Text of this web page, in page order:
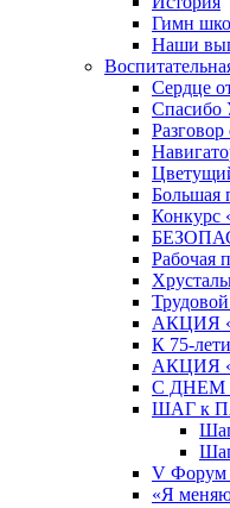
Гимн
Наши
Сердце
Большая
Конкурс
Рабочая
АКЦИЯ
К 75-
АКЦИЯ
С ДНЕМ
ШАГ к
V Форум
«Я